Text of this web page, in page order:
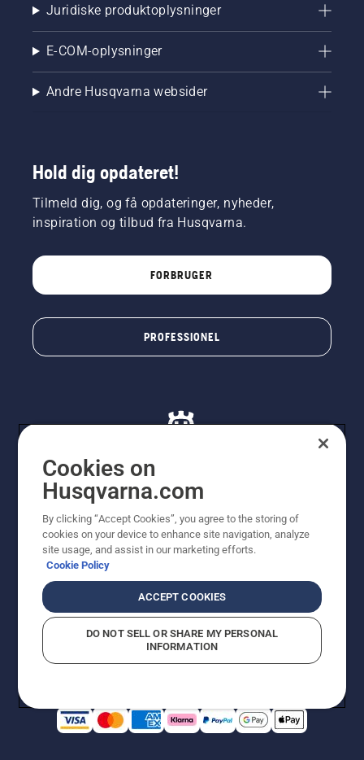
Juridiske produktoplysninger
E-COM-oplysninger
Andre Husqvarna websider
Hold dig opdateret!
Tilmeld dig, og få opdateringer, nyheder,
inspiration og tilbud fra Husqvarna.
FORBRUGER
PROFESSIONEL
viste priser er vejledende udsalgspriser. Der tages
forbehold for stave- og trykfejl samt prisændringer. Vi
stræber efter at have så nøjagtige oplysningerne på
dette websted som muligt. Alle anførte priser er
vejledende udsalgspriser (inkl. moms), medmindre
Bekendtgørelse vedr. beskyttelse af personlige oplysninger
Rapporter formodede overtrædelser
Cookies on
Husqvarna.com
By clicking “Accept Cookies”, you agree to the storing of
cookies on your device to enhance site navigation, analyze
site usage, and assist in our marketing efforts.
Cookie Policy
ACCEPT COOKIES
DO NOT SELL OR SHARE MY PERSONAL
INFORMATION